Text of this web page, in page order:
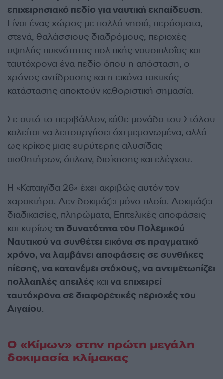
επιχειρησιακό πεδίο για ναυτική εκπαίδευση.
Είναι ένας χώρος με πολλά νησιά, περάσματα,
στενά, θαλάσσιους διαδρόμους, περιοχές
υψηλής πυκνότητας πολιτικής ναυσιπλοΐας και
ταυτόχρονα ένα πεδίο όπου η απόσταση, ο
χρόνος αντίδρασης και η εικόνα τακτικής
κατάστασης αποκτούν καθοριστική σημασία.
Σε αυτό το περιβάλλον, κάθε μονάδα του Στόλου
καλείται να λειτουργήσει όχι μεμονωμένα, αλλά
ως κρίκος μιας ευρύτερης αλυσίδας
αισθητήρων, όπλων, διοίκησης και ελέγχου.
Η «Καταιγίδα 26» έχει ακριβώς αυτόν τον
χαρακτήρα. Δεν δοκιμάζει μόνο πλοία. Δοκιμάζει
διαδικασίες, πληρώματα, Επιτελικές αποφάσεις
και κυρίως τη δυνατότητα του Πολεμικού
Ναυτικού να συνθέτει εικόνα σε πραγματικό
χρόνο, να λαμβάνει αποφάσεις σε συνθήκες
πίεσης, να κατανέμει στόχους, να αντιμετωπίζει
πολλαπλές απειλές και να επιχειρεί
ταυτόχρονα σε διαφορετικές περιοχές του
Αιγαίου.
Ο «Κίμων» στην πρώτη μεγάλη
δοκιμασία κλίμακας